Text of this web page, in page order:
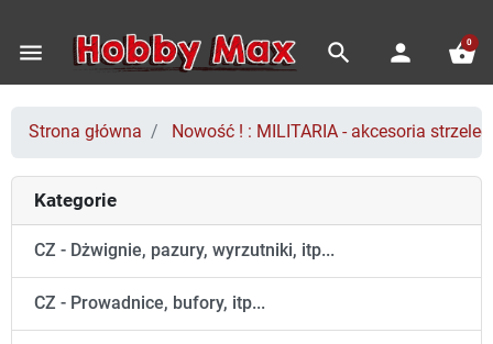
menu search person shopping_basket
0
Strona główna Nowość ! : MILITARIA - akcesoria
Kategorie
CZ - Dżwignie, pazury, wyrzutniki, itp...
CZ - Prowadnice, bufory, itp...